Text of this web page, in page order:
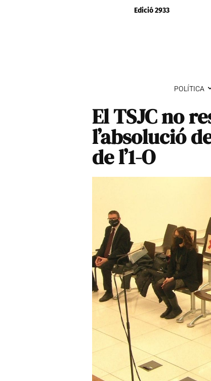
Edició 2933
POLÍTICA
El TSJC no
l’absolució
de l’1-O